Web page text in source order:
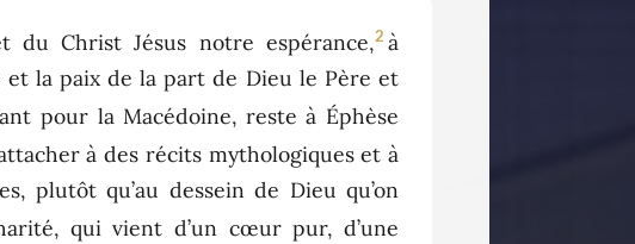
du Christ Jésus notre espérance,2 à
la paix de la part de Dieu le Père et
pour la Macédoine, reste à Éphèse
à des récits mythologiques et à
plutôt qu’au dessein de Dieu qu’on
qui vient d’un cœur pur, d’une